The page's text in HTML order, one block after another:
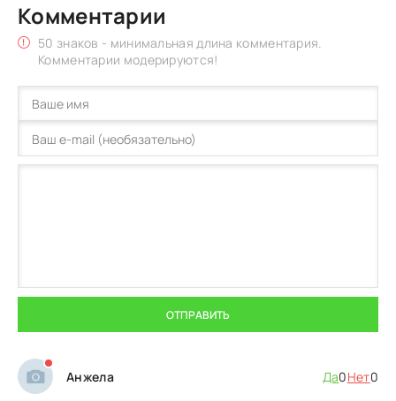
Комментарии
50 знаков - минимальная длина комментария.
Комментарии модерируются!
ОТПРАВИТЬ
Анжела Да0Нет0